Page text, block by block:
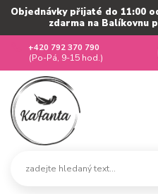
Objednávky přijaté do 11:00
zdarma na Balíkovnu
+420 792 370 790
(Po-Pá, 9-15 hod.)